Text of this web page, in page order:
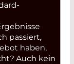
passiert,
haben,
Auch kein